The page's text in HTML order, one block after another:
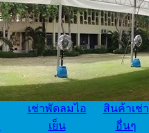
เช่าพัดลมไอ
เย็น
สินค้าเช่า
อื่นๆ